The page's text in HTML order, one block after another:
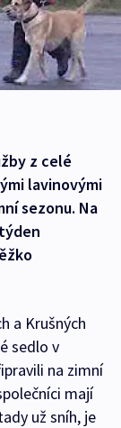
z celé
lavinovými
sezonu. Na
a Krušných
sedlo v
na zimní
mají
už sníh, je